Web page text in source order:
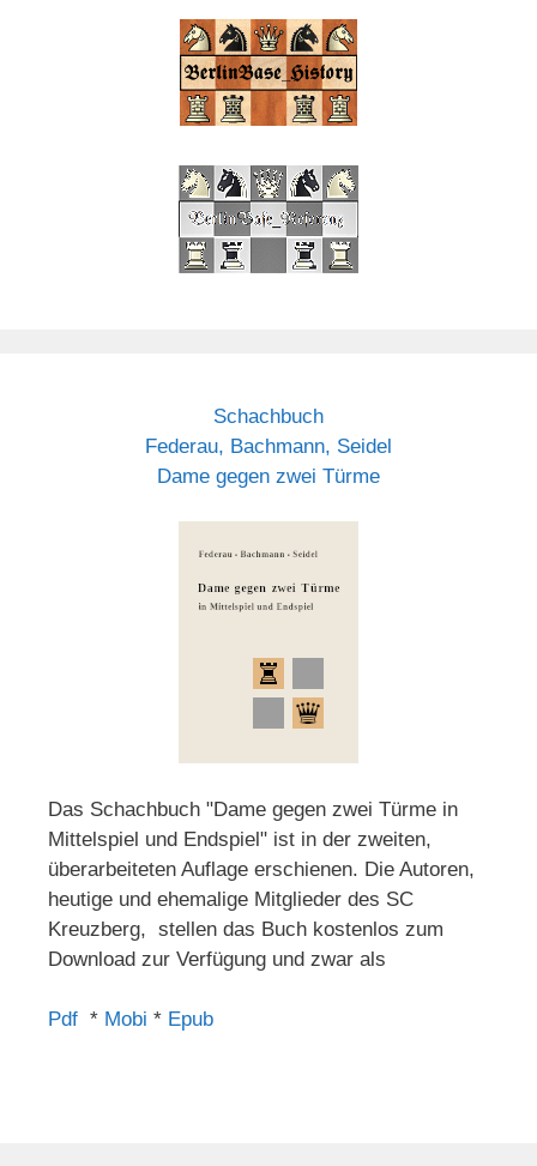
Schachbuch
Federau, Bachmann, Seidel
Dame gegen zwei Türme
Das Schachbuch "Dame gegen zwei Türme in
Mittelspiel und Endspiel" ist in der zweiten,
überarbeiteten Auflage erschienen. Die Autoren,
heutige und ehemalige Mitglieder des SC
Kreuzberg, stellen das Buch kostenlos zum
Download zur Verfügung und zwar als
Pdf * Mobi * Epub